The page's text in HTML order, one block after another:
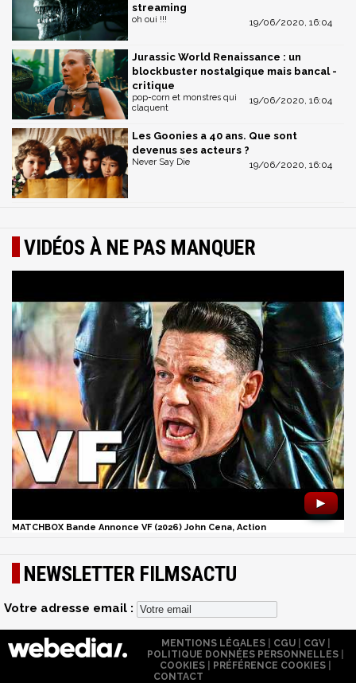
streaming
19/06/2020, 16:04
oh oui !!!
Jurassic World Renaissance : un
blockbuster nostalgique mais bancal -
critique
19/06/2020, 16:04
pop-corn et monstres qui
claquent
Les Goonies a 40 ans. Que sont
devenus ses acteurs ?
19/06/2020, 16:04
Never Say Die
VIDÉOS À NE PAS MANQUER
►
MATCHBOX Bande Annonce VF (2026) John Cena, Action
NEWSLETTER FILMSACTU
Votre adresse email :
MENTIONS LÉGALES| CGU| CGV|
POLITIQUE DONNÉES PERSONNELLES
COOKIES
PRÉFÉRENCE COOKIES
CONTACT